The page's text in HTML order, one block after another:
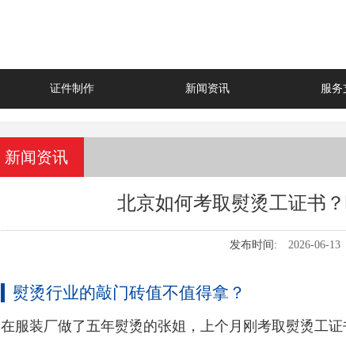
证件制作 新闻资讯 服务
新闻资讯
北京如何考取熨烫工证书
发布时间: 2026-06-13
熨烫行业的敲门砖值不值得拿？
在服装厂做了五年熨烫的张姐，上个月刚考取熨烫工